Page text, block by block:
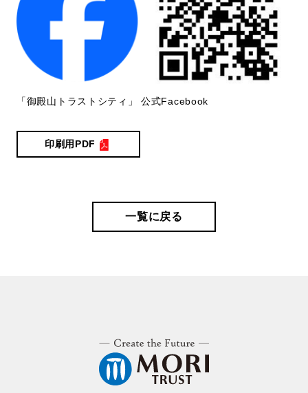
「御殿山トラストシティ」 公式Facebook
印刷用PDF
一覧に戻る